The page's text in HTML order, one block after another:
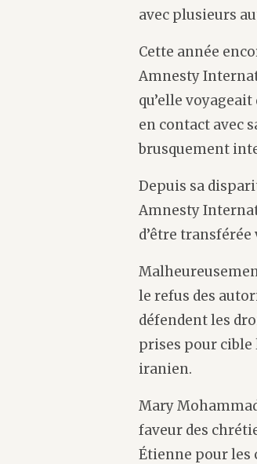
avec plusieurs
Cette année
Amnesty
qu’elle
en contact avec
brusquement
Depuis sa
Amnesty
d’être
le refus des
défendent les
prises pour cible
iranien.
Mary
faveur des
Étienne pour les